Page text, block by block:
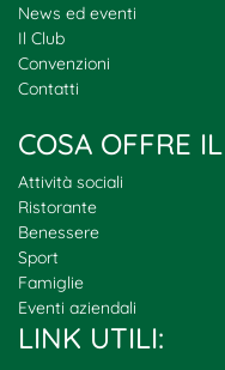
News ed eventi
Il Club
Convenzioni
Contatti
COSA OFFRE
Attività sociali
Ristorante
Benessere
Sport
Famiglie
Eventi aziendali
LINK UTILI: